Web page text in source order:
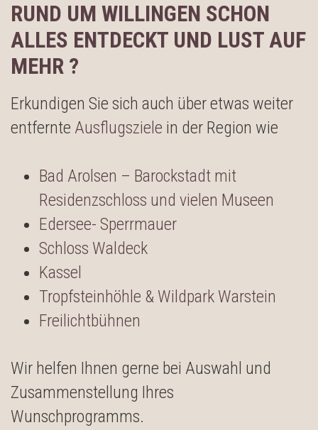
RUND UM WILLINGEN SCHON
ALLES ENTDECKT UND LUST AUF
MEHR ?
Erkundigen Sie sich auch über etwas weiter
entfernte Ausflugsziele in der Region wie
Bad Arolsen – Barockstadt mit
Residenzschloss und vielen Museen
Edersee- Sperrmauer
Schloss Waldeck
Kassel
Tropfsteinhöhle & Wildpark Warstein
Freilichtbühnen
Wir helfen Ihnen gerne bei Auswahl und
Zusammenstellung Ihres
Wunschprogramms.